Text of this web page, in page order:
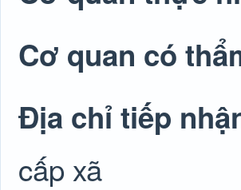
Cơ quan có
Địa chỉ tiếp
cấp xã